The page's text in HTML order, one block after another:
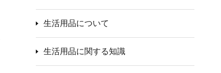
生活用品について
生活用品に関する知識